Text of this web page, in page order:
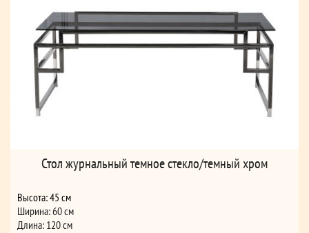
Стол журнальный темное стекло/темный хром
Высота: 45 см
Ширина: 60 см
Длина: 120 см